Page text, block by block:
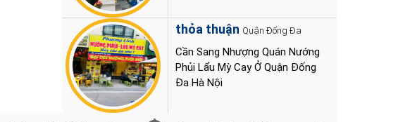
thỏa thuận Quận Đống Đa
Cần Sang Nhượng Quán Nướng
Phủi Lẩu Mỳ Cay Ở Quận Đống
Đa Hà Nội